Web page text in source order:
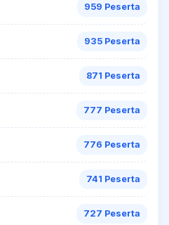
959 Peserta
935 Peserta
871 Peserta
777 Peserta
776 Peserta
741 Peserta
727 Peserta